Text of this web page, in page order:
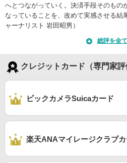
へとつながっていく。決済手段そのもの
なっていることを、改めて実感させる結
ャーナリスト 岩田昭男）
総評を全
クレジットカード（専門家
ビックカメラSuicaカード
楽天ANAマイレージクラブカ